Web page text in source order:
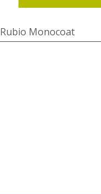
Rubio Monocoat